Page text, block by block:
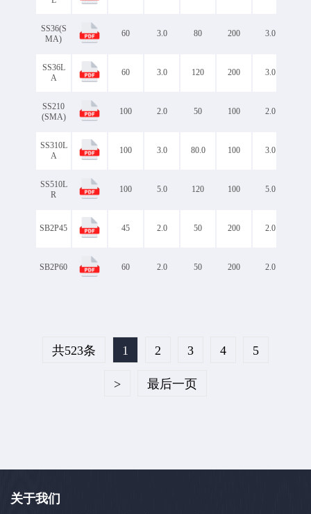
SS36(S
MA)
60 3.0 80 200 3.0
SS36L
A
60 3.0 120 200 3.0
SS210
(SMA)
100 2.0 50 100 2.0
SS310L
A
100 3.0 80.0 100 3.0
SS510L
R
100 5.0 120 100 5.0
SB2P45 45 2.0 50 200 2.0
SB2P60 60 2.0 50 200 2.0
共523条 1 2 3 4 5
> 最后一页
关于我们